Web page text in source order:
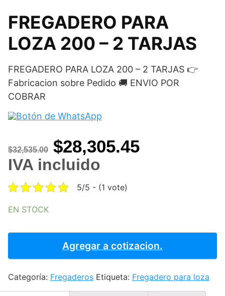
FREGADERO PARA
LOZA 200 – 2 TARJAS
FREGADERO PARA LOZA 200 – 2 TARJAS 👉
Fabricacion sobre Pedido 🚚 ENVIO POR
COBRAR
$32,535.00 Original
price
was:
$28,305.45Current
IVA incluido
5/5 - (1 vote)
EN STOCK
-
2
Agregar a cotizacion.
Categoría: Fregaderos Etiqueta: Fregadero para loza